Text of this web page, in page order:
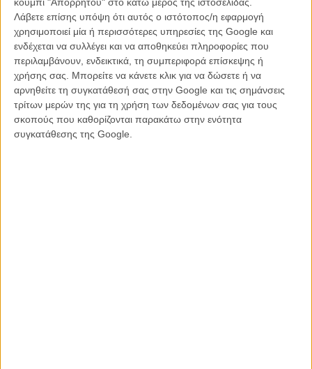
κουμπί "Απορρήτου" στο κάτω μέρος της ιστοσελίδας.
Λάβετε επίσης υπόψη ότι αυτός ο ιστότοπος/η εφαρμογή
χρησιμοποιεί μία ή περισσότερες υπηρεσίες της Google και
ενδέχεται να συλλέγει και να αποθηκεύει πληροφορίες που
περιλαμβάνουν, ενδεικτικά, τη συμπεριφορά επίσκεψης ή
χρήσης σας. Μπορείτε να κάνετε κλικ για να δώσετε ή να
αρνηθείτε τη συγκατάθεσή σας στην Google και τις σημάνσεις
τρίτων μερών της για τη χρήση των δεδομένων σας για τους
σκοπούς που καθορίζονται παρακάτω στην ενότητα
συγκατάθεσης της Google.
κοροϊδεύει επί μέρες τώρα ή και χρόνια. Ενας αγαπημένος, χαμένος
από χρόνια – Ορφέας – επικοινωνεί μαζί της και ζητάει να την
ξαναδεί. Η Ευριδίκη τον δέχεται με την ελπίδα πως κάτι θ’ αλλάξει,
αλλά και με φόβο για οτιδήποτε καινούργιο θα φανεί. Ο Ορφέας
έρχεται, σαν ένας νέος θάνατος όμως, κι όχι σαν ελευθερωτής. Η
Ευριδίκη θα τον σκοτώσει και θα μείνει για πάντα στην κόλασή της.
Το μεγάλου μήκους ντεμπούτο του Νίκου Νικολαΐδη διαβάζει
ξανά τον μύθο του Ορφέα και της Ευριδίκης μετατρέποντας τον
Αδη σε ένα ασφυκτικό σύμπαν καφκικών και οργουελικών